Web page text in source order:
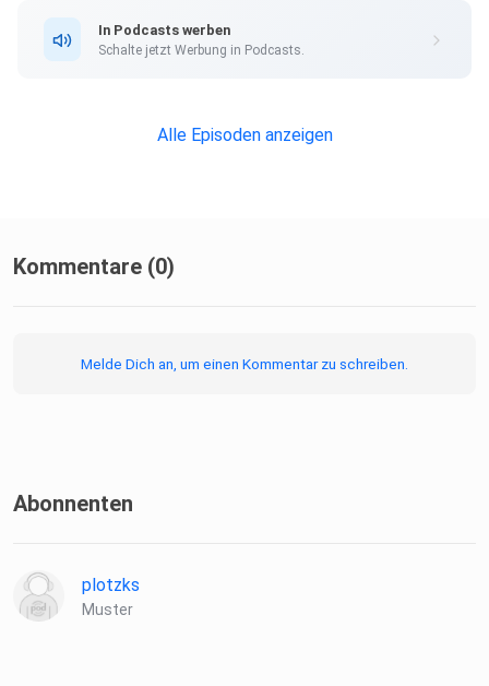
In Podcasts werben
Schalte jetzt Werbung in Podcasts.
Alle Episoden anzeigen
Kommentare (0)
Melde Dich an, um einen Kommentar zu schreiben.
Abonnenten
plotzks
Muster